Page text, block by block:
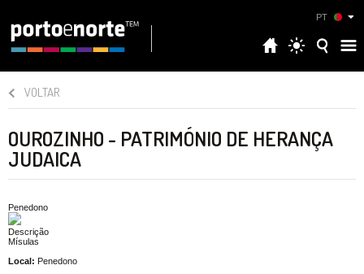
PT
VOLTAR
OUROZINHO - PATRIMÓNIO DE HERANÇA
JUDAICA
Penedono
Descrição
Mísulas
Local: Penedono